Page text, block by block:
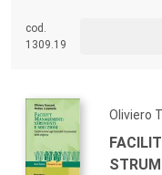
cod.
1309.19
Oliviero